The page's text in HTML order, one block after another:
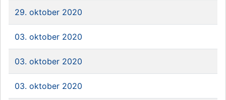
29. oktober 2020
03. oktober 2020
03. oktober 2020
03. oktober 2020